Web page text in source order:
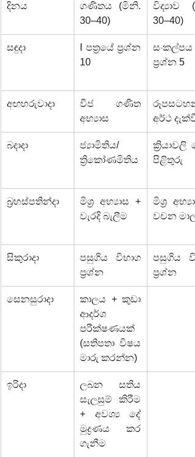
දිනය
ගණිතය (මිනි.
30–40)
විද්‍යාව
30–40)
සඳුදා
I පත්‍රයේ ප්‍රශ්න
10
ප්‍රශ්න 5
අඟහරුවාදා
වීජ ගණිත
අභ්‍යාස
අර්ථ
බදාදා
ජ්‍යාමිතිය/
ත්‍රිකෝණමිතිය
ක්‍රියාවලි
පිළිතුරු
බ්‍රහස්පතින්දා
මිශ්‍ර අභ්‍යාස +
වැරදි බැලීම
මිශ්‍ර
වචන
සිකුරාදා
පසුගිය විභාග
ප්‍රශ්න
පසුගිය
ප්‍රශ්න
සෙනසුරාදා
කාලය + කුඩා
ආදර්ශ
පරීක්ෂණයක්
(සතිපතා විෂය
මාරු කරන්න)
ඉරිදා
ලබන සතිය
සැලසුම් කිරීම
+ අවශ්‍ය දේ
මුද්‍රණය කර
ගැනීම